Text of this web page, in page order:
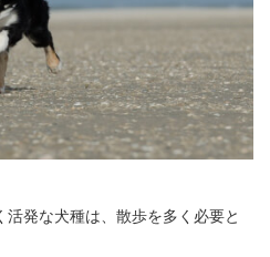
発な犬種は、散歩を多く必要と